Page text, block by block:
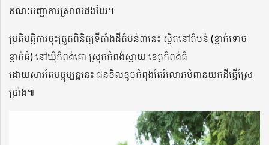
គណៈបញ្ជាការស្រាលផងដែរ។
ប្រតិបត្តិការចុះត្រួតពិនិត្យទីតាំងដីតំបន់៣នេះ ស្ថិតនៅតំបន់ (ខ្វាក់ទោច
ខ្វាក់ធំ) នៅឃុំកំពង់គោ ស្រុកកំពង់ស្វាយ ខេត្តកំពង់ធំ
ដោយសារតែបច្ចុប្បន្ននេះ ជនខិលខូចកំពុងតែរំលោភបំពានយកដីធ្វើស្រែ
ប្រាំង៕